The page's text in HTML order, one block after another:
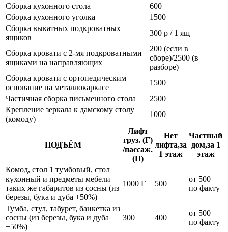
Сборка кухонного стола
600
Сборка кухонного уголка
1500
Сборка выкатных подкроватных
ящиков
300 р / 1 ящ
Сборка кровати с 2-мя подкроватными
ящиками на направляющих
200 (если в
сборе)/2500 (в
разборе)
Сборка кровати с ортопедическим
основание на металлокаркасе
1500
Частичная сборка письменного стола
2500
Крепление зеркала к дамскому столу
(комоду)
1000
ПОДЪЁМ
Лифт
груз. (Г)
/пассаж.
(П)
Нет
лифта,за
1 этаж
Частный
дом,за 1
этаж
Комод, стол 1 тумбовый, стол
кухонный и предметы мебели
таких же габаритов из сосны (из
березы, бука и дуба +50%)
1000 Г 500
от 500 +
по факту
Тумба, стул, табурет, банкетка из
сосны (из березы, бука и дуба
+50%)
300 400
от 500 +
по факту